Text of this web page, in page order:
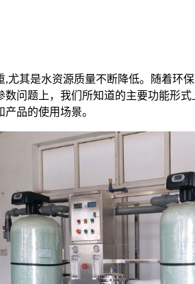
其是水资源质量不断降低。随着环
问题上，我们所知道的主要功能形
品的使用场景。